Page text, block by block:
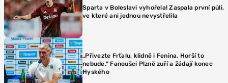
Sparta v Boleslavi vyhořela! Zaspala první půli,
ve které ani jednou nevystřelila
„Přivezte Frťalu, klidně i Fenina. Horší to
nebude.“ Fanoušci Plzně zuří a žádají konec
Hyského